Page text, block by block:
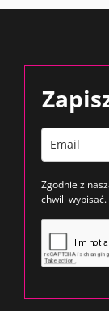
Zgodnie z
chwili